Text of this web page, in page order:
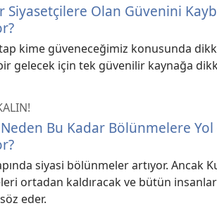
Siyasetçilere Olan Güvenini
kime güveneceğimiz konusunda
gelecek için tek güvenilir kaynağa
Bu Kadar Bölünmelere Yol
siyasi bölünmeler artıyor. Ancak
ortadan kaldıracak ve bütün
eder.